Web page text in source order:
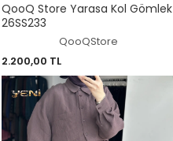
QooQ Store Yarasa Kol Gömlek
26SS233
QooQStore
2.200,00 TL